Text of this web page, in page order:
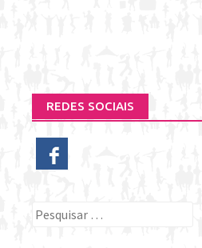
REDES SOCIAIS
Pesquisar